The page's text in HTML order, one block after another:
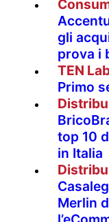
gli
prova i
TEN
Primo
top 10
in Italia
Merlin